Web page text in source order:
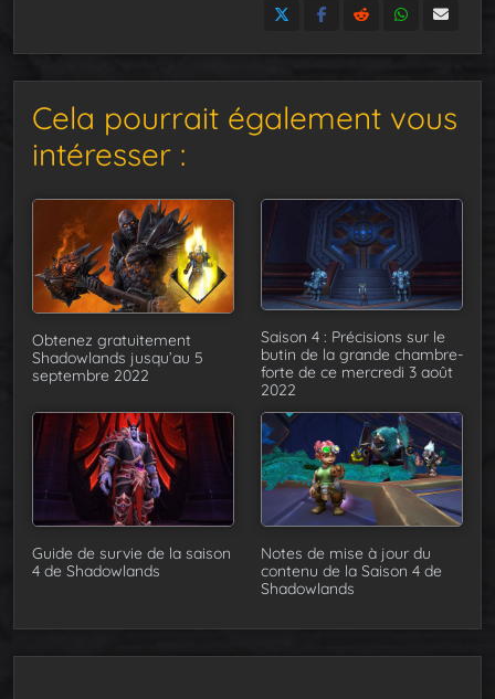
Cela pourrait également vous
intéresser :
Obtenez gratuitement
Shadowlands jusqu’au 5
septembre 2022
Saison 4 : Précisions sur le
butin de la grande chambre-
forte de ce mercredi 3 août
2022
Guide de survie de la saison
4 de Shadowlands
Notes de mise à jour du
contenu de la Saison 4 de
Shadowlands